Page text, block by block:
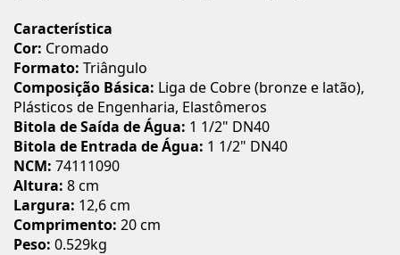
Característica
Cor: Cromado
Formato: Triângulo
Composição Básica: Liga de Cobre (bronze e latão),
Plásticos de Engenharia, Elastômeros
Bitola de Saída de Água: 1 1/2" DN40
Bitola de Entrada de Água: 1 1/2" DN40
NCM: 74111090
Altura: 8 cm
Largura: 12,6 cm
Comprimento: 20 cm
Peso: 0.529kg